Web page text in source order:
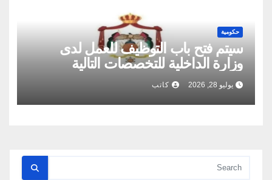
حكومية
سيتم فتح باب التوظيف للعمل لدى
وزارة الداخلية للتخصصات التالية
يوليو 28, 2026 كاتب